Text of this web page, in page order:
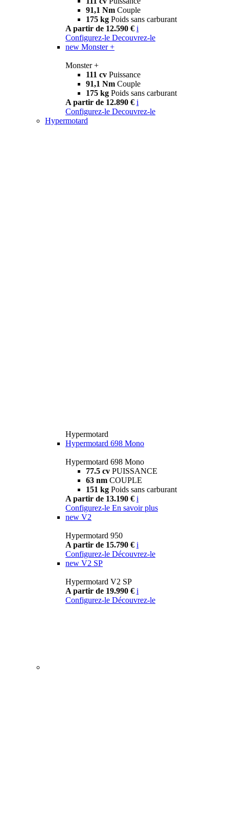
91,1 Nm Couple
175 kg Poids sans carburant
A partir de 12.590 € i
Configurez-le Decouvrez-le
new Monster +
Monster +
111 cv Puissance
91,1 Nm Couple
175 kg Poids sans carburant
A partir de 12.890 € i
Configurez-le Decouvrez-le
Hypermotard
Hypermotard
Hypermotard 698 Mono
Hypermotard 698 Mono
77.5 cv PUISSANCE
63 nm COUPLE
151 kg Poids sans carburant
A partir de 13.190 € i
Configurez-le En savoir plus
new V2
Hypermotard 950
A partir de 15.790 € i
Configurez-le Découvrez-le
new V2 SP
Hypermotard V2 SP
A partir de 19.990 € i
Configurez-le Découvrez-le